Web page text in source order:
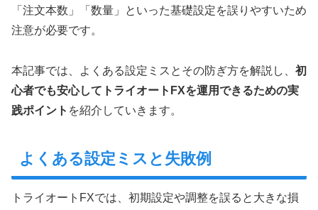
「注文本数」「数量」といった基礎設定を誤りやすいため
注意が必要です。
本記事では、よくある設定ミスとその防ぎ方を解説し、 初
心者でも安心してトライオートFXを運用できるための実
践ポイント を紹介していきます。
よくある設定ミスと失敗例
トライオートFXでは、初期設定や調整を誤ると大きな損